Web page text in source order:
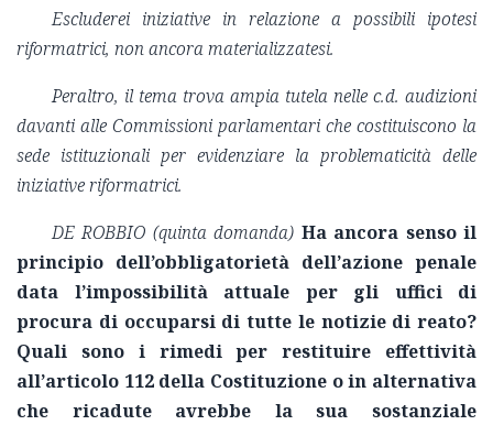
Escluderei iniziative in relazione a possibili ipotesi
riformatrici, non ancora materializzatesi.
Peraltro, il tema trova ampia tutela nelle c.d. audizioni
davanti alle Commissioni parlamentari che costituiscono la
sede istituzionali per evidenziare la problematicità delle
iniziative riformatrici.
DE ROBBIO (quinta domanda) Ha ancora senso il
principio dell’obbligatorietà dell’azione penale
data l’impossibilità attuale per gli uffici di
procura di occuparsi di tutte le notizie di reato?
Quali sono i rimedi per restituire effettività
all’articolo 112 della Costituzione o in alternativa
che ricadute avrebbe la sua sostanziale